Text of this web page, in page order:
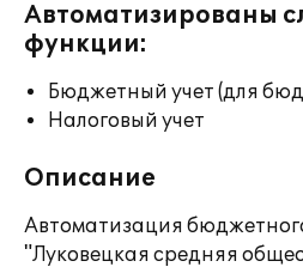
Автоматизированы
функции:
Бюджетный учет (для
Налоговый учет
Описание
Автоматизация
"Луковецкая средняя